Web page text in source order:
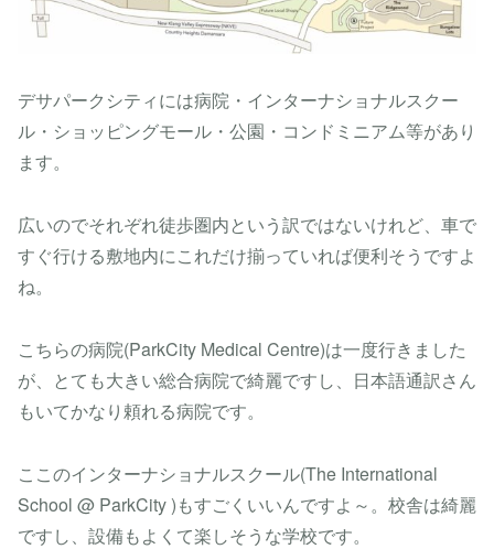
デサパークシティには病院・インターナショナルスクー
ル・ショッピングモール・公園・コンドミニアム等があり
ます。
広いのでそれぞれ徒歩圏内という訳ではないけれど、車で
すぐ行ける敷地内にこれだけ揃っていれば便利そうですよ
ね。
こちらの病院(ParkCity Medical Centre)は一度行きました
が、とても大きい総合病院で綺麗ですし、日本語通訳さん
もいてかなり頼れる病院です。
ここのインターナショナルスクール(The International
School @ ParkCity )もすごくいいんですよ～。校舎は綺麗
ですし、設備もよくて楽しそうな学校です。